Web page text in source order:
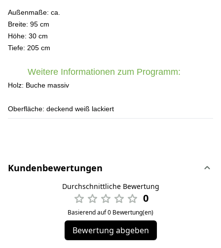
Außenmaße: ca.
Breite: 95 cm
Höhe: 30 cm
Tiefe: 205 cm
Weitere Informationen zum Programm:
Holz: Buche massiv
Oberfläche: deckend weiß lackiert
Kundenbewertungen
Durchschnittliche Bewertung
0
Basierend auf 0 Bewertung(en)
Bewertung abgeben